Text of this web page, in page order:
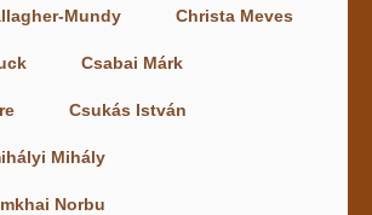
Mundy Christa Meves
Csabai Márk
Csukás István
Mihály
Norbu